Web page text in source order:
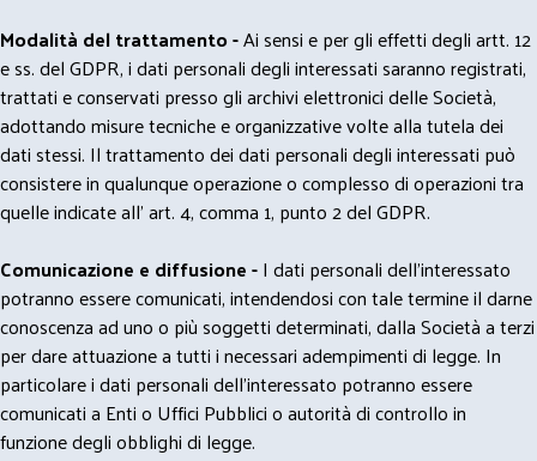
Modalità del trattamento -Ai sensi e per gli effetti degli artt. 12
e ss. del GDPR, i dati personali degli interessati saranno registrati,
trattati e conservati presso gli archivi elettronici delle Società,
adottando misure tecniche e organizzative volte alla tutela dei
dati stessi. Il trattamento dei dati personali degli interessati può
consistere in qualunque operazione o complesso di operazioni tra
quelle indicate all' art. 4, comma 1, punto 2 del GDPR.
Comunicazione e diffusione -I dati personali dell’interessato
potranno essere comunicati, intendendosi con tale termine il darne
conoscenza ad uno o più soggetti determinati, dalla Società a terzi
per dare attuazione a tutti i necessari adempimenti di legge. In
particolare i dati personali dell’interessato potranno essere
comunicati a Enti o Uffici Pubblici o autorità di controllo in
funzione degli obblighi di legge.